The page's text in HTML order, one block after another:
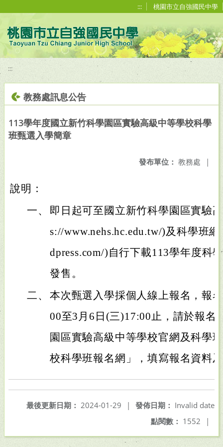
::: 桃園市立自強國民中學
:::
教務處訊息公告
113學年度國立新竹科學園區實驗高級中等學校科學
班甄選入學簡章
發布單位： 教務處 |
說明：
一、
即日起可至國立新竹科學園區實驗
s://www.nehs.hc.edu.tw/)及科學班
dpress.com/)自行下載113學年度科
發售。
二、 本次甄選入學採個人線上報名，報
00至3月6日(三)17:00止，請於報名
園區實驗高級中等學校官網及科學
校科學班報名網」，填寫報名資料
發佈日期： Invalid date
最後更新日期： 2024-01-29
|
點閱數： 1552 |